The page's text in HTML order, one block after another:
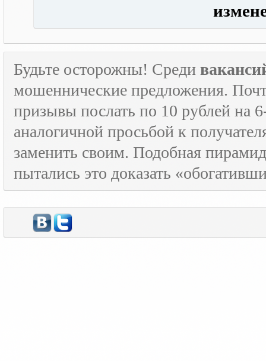
Будьте осторожны! Среди
мошеннические предложения.
призывы послать по 10 рублей на
аналогичной просьбой к
заменить своим. Подобная
пытались это доказать